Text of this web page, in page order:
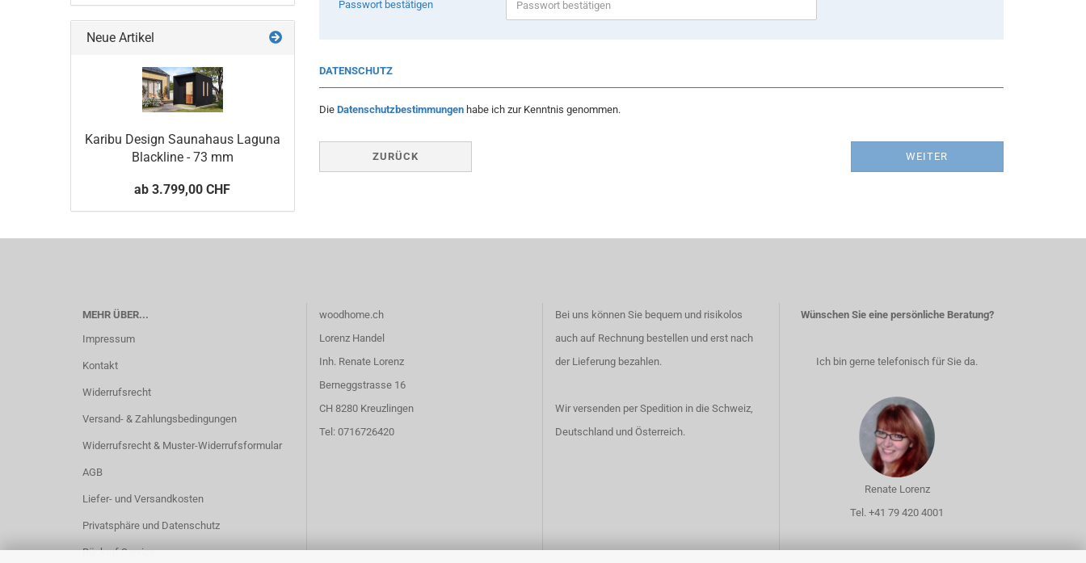
Passwort bestätigen
DATENSCHUTZ
Die Datenschutzbestimmungenhabe ich zur Kenntnis genommen.
ZURÜCK WEITER
Neue Artikel
Karibu Design Saunahaus Laguna
Blackline - 73 mm
ab 3.799,00 CHF
MEHR ÜBER...
Impressum
Kontakt
Widerrufsrecht
Versand- & Zahlungsbedingungen
Widerrufsrecht & Muster-Widerrufsformular
AGB
Liefer- und Versandkosten
Privatsphäre und Datenschutz
Rückruf Service
woodhome.ch
Lorenz Handel
Inh. Renate Lorenz
Berneggstrasse 16
CH 8280 Kreuzlingen
Tel: 0716726420
Bei uns können Sie bequem und risikolos
auch auf Rechnung bestellen und erst nach
der Lieferung bezahlen.
Wir versenden per Spedition in die Schweiz,
Deutschland und Österreich.
Wünschen Sie eine persönliche Beratung?
Ich bin gerne telefonisch für Sie da.
Renate Lorenz
Tel. +41 79 420 4001